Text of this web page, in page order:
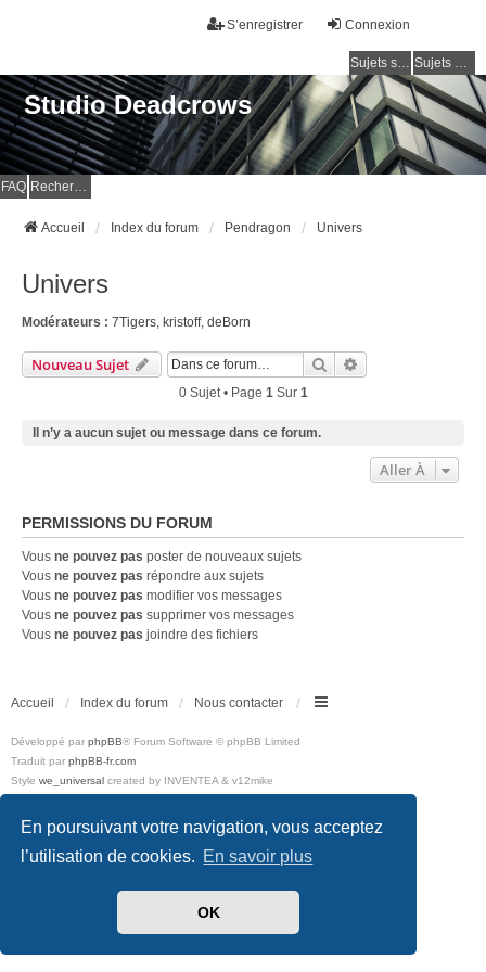
En poursuivant votre navigation, vous acceptez
l’utilisation de cookies. En savoir plus
OK
Connexion
S’enregistrer
Sujets sans réponse Sujets actifs
Studio Deadcrows
FAQ Rechercher
Accueil Index du forum Pendragon Univers
Univers
Modérateurs : 7Tigers, kristoff, deBorn
Nouveau Sujet Rechercher
0 Sujet • Page 1Sur 1
Il n’y a aucun sujet ou message dans ce forum.
Aller À
PERMISSIONS DU FORUM
Vous ne pouvez pas poster de nouveaux sujets
Vous ne pouvez pas répondre aux sujets
Vous ne pouvez pas modifier vos messages
Vous ne pouvez pas supprimer vos messages
Vous ne pouvez pas joindre des fichiers
Accueil Index du forum Nous contacter
Développé par phpBB® Forum Software © phpBB Limited
Traduit par phpBB-fr.com
Style we_universal created by INVENTEA & v12mike